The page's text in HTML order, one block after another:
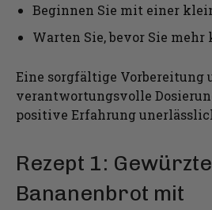
Beginnen Sie mit einer
Warten Sie, bevor Sie mehr
Eine sorgfältige Vorbereitung
verantwortungsvolle
positive Erfahrung
Rezept 1:
Bananenbrot mit